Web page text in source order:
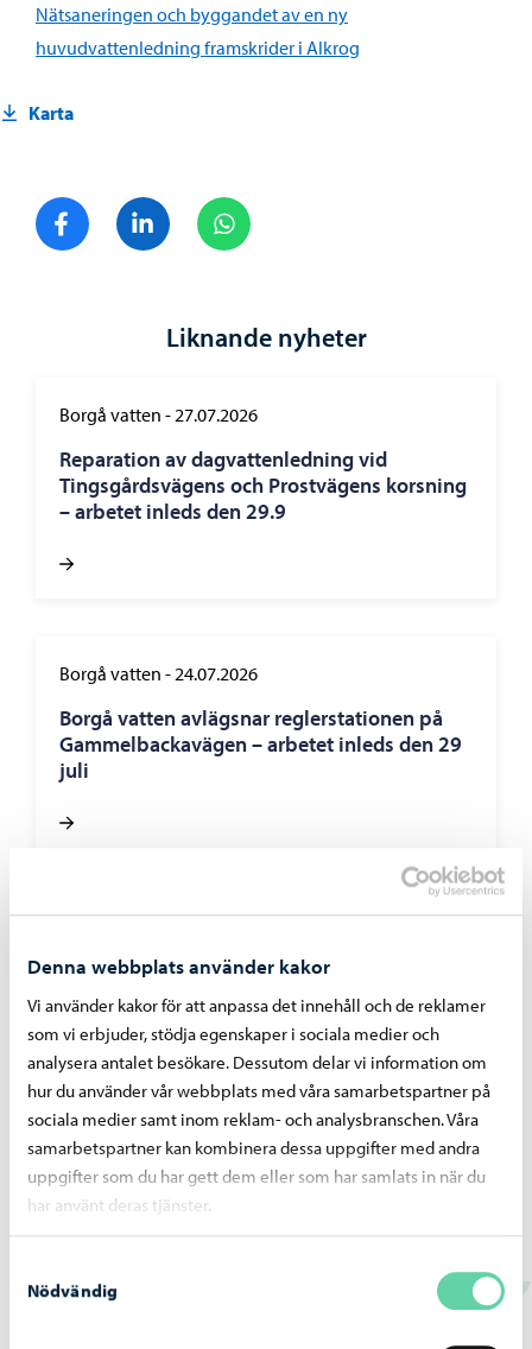
Denna webbplats använder kakor
Vi använder kakor för att anpassa det innehåll och de reklamer
som vi erbjuder, stödja egenskaper i sociala medier och
analysera antalet besökare. Dessutom delar vi information om
hur du använder vår webbplats med våra samarbetspartner på
sociala medier samt inom reklam- och analysbranschen. Våra
samarbetspartner kan kombinera dessa uppgifter med andra
uppgifter som du har gett dem eller som har samlats in när du
har använt deras tjänster.
Nödvändig
Nätsaneringen och byggandet av en ny
huvudvattenledning framskrider i Alkrog
Karta
Dela på FacebookDela på LinkedIn
Liknande nyheter
Borgå vatten -27.07.2026
Reparation av dagvattenledning vid
Tingsgårdsvägens och Prostvägens korsning
– arbetet inleds den 29.9
Borgå vatten -24.07.2026
Borgå vatten avlägsnar reglerstationen på
Gammelbackavägen – arbetet inleds den 29
juli
Bräddningar vid pumpstationer på grund av
störtregn 4. – 5.7.2026
Borgå vatten 02.07.2026
Vattentjänstarbeten i Haikobranten 2